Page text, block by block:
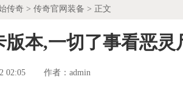
传奇 > 传奇官网装备 > 正文
版本,一切了事看恶灵
02:05 作者： admin